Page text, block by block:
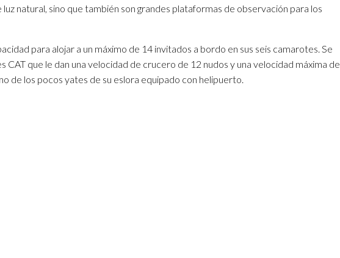
luz natural, sino que también son grandes plataformas de observación para los
para alojar a un máximo de 14 invitados a bordo en sus seis camarotes. Se
CAT que le dan una velocidad de crucero de 12 nudos y una velocidad máxima de
de los pocos yates de su eslora equipado con helipuerto.